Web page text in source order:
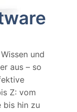
und
aus – so
Z: vom
bis hin zu